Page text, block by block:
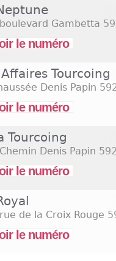
Gambetta
le numéro
Tourcoing
Denis Papin
le numéro
Tourcoing
Denis Papin
le numéro
de la Croix Rouge
le numéro